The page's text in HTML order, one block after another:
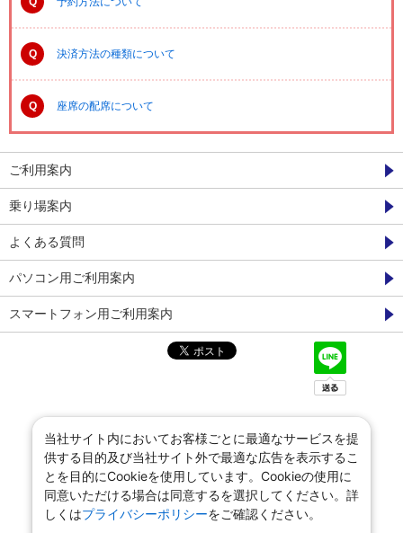
Q 決済方法の種類について
Q 座席の配席について
ご利用案内
乗り場案内
よくある質問
パソコン用ご利用案内
スマートフォン用ご利用案内
当社サイト内においてお客様ごとに最適なサービスを提
供する目的及び当社サイト外で最適な広告を表示するこ
とを目的にCookieを使用しています。Cookieの使用に
同意いただける場合は同意するを選択してください。詳
しくはプライバシーポリシーをご確認ください。